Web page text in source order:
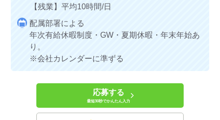
【残業】平均10時間/日
配属部署による
年次有給休暇制度・GW・夏期休暇・年末年始あ
り。
※会社カレンダーに準ずる
応募する
最短30秒でかんたん入力